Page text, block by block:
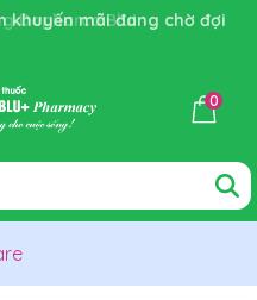
khuyến mãi đang chờ đợi
0